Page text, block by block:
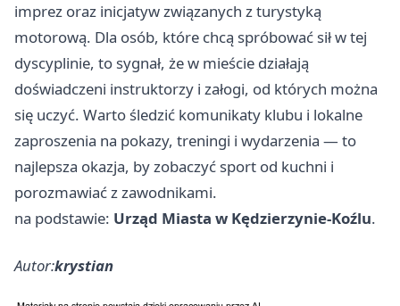
imprez oraz inicjatyw związanych z turystyką
motorową. Dla osób, które chcą spróbować sił w tej
dyscyplinie, to sygnał, że w mieście działają
doświadczeni instruktorzy i załogi, od których można
się uczyć. Warto śledzić komunikaty klubu i lokalne
zaproszenia na pokazy, treningi i wydarzenia — to
najlepsza okazja, by zobaczyć sport od kuchni i
porozmawiać z zawodnikami.
na podstawie: Urząd Miasta w Kędzierzynie-Koźlu.
Autor:krystian